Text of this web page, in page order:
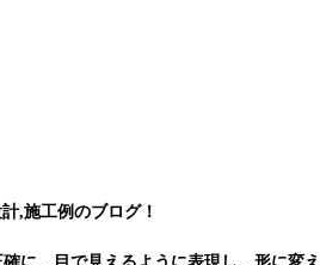
,施工例のブログ！